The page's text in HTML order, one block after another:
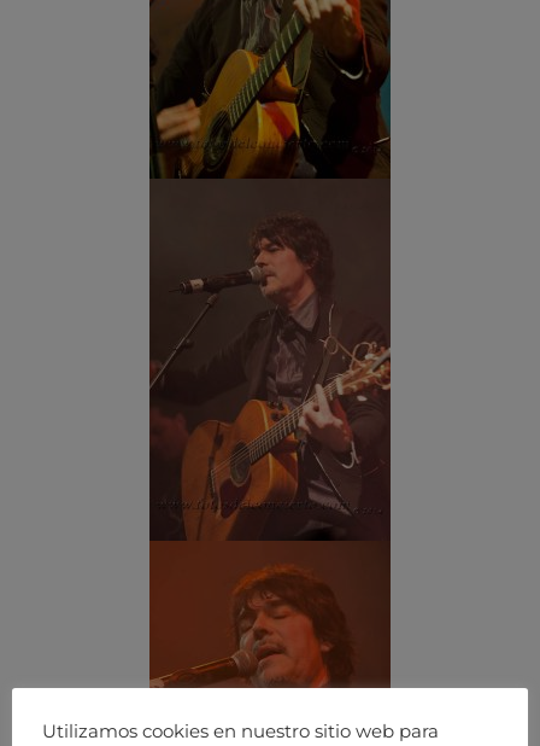
Utilizamos cookies en nuestro sitio web para